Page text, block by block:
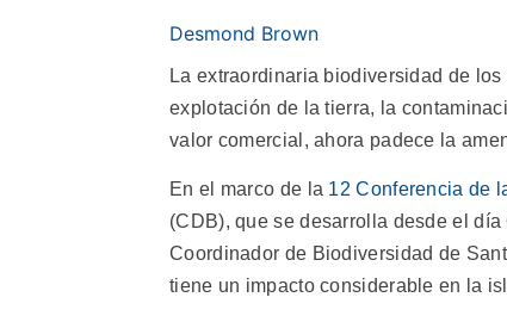
Desmond Brown
La extraordinaria biodiversidad de
explotación de la tierra, la
valor comercial, ahora padece la
En el marco de la 12 Conferencia de
(CDB), que se desarrolla desde el
Coordinador de Biodiversidad de
tiene un impacto considerable en la